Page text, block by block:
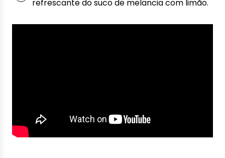
refrescante do suco de melancia com limão.